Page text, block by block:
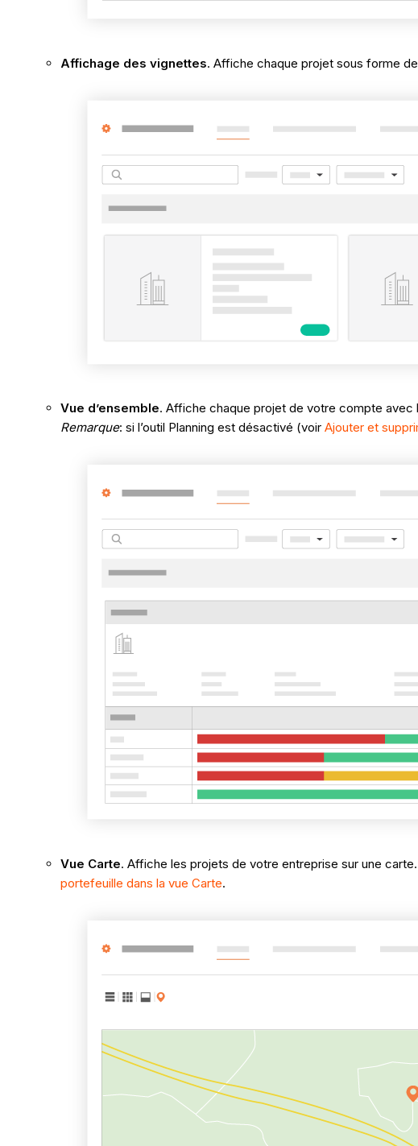
Affichage des vignettes. Affiche chaque projet sous forme
Vue d’ensemble. Affiche chaque projet de votre compte
Remarque: si l’outil Planning est désactivé (voirAjouter et
Vue Carte. Affiche les projets de votre entreprise sur une
portefeuille dans la vue Carte.